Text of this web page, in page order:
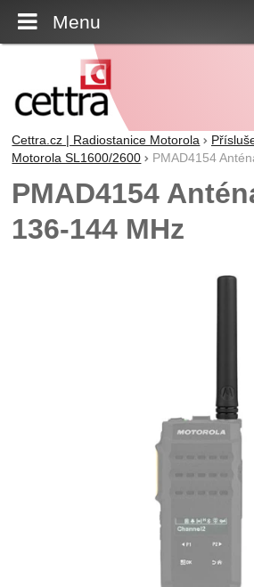
Menu
Cettra.cz | Radiostanice Motorola
Motorola SL1600/2600
PMAD4154
PMAD4154
136-144 MHz